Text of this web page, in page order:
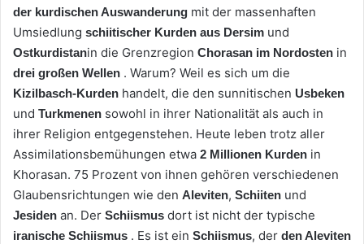
der kurdischen Auswanderung mit der massenhaften
Umsiedlung schiitischer Kurden aus Dersim und
Ostkurdistanin die Grenzregion Chorasan im Nordosten in
drei großen Wellen . Warum? Weil es sich um die
Kizilbasch-Kurden handelt, die den sunnitischen Usbeken
und Turkmenen sowohl in ihrer Nationalität als auch in
ihrer Religion entgegenstehen. Heute leben trotz aller
Assimilationsbemühungen etwa 2 Millionen Kurden in
Khorasan. 75 Prozent von ihnen gehören verschiedenen
Glaubensrichtungen wie den Aleviten, Schiiten und
Jesiden an. Der Schiismus dort ist nicht der typische
iranische Schiismus . Es ist ein Schiismus, der den Aleviten